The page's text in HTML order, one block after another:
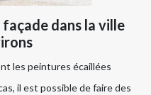
dans la ville
les peintures écaillées
il est possible de faire des